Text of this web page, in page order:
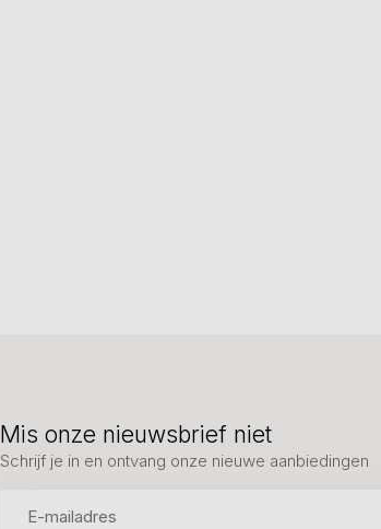
Mis onze nieuwsbrief niet
Schrijf je in en ontvang onze nieuwe aanbiedingen